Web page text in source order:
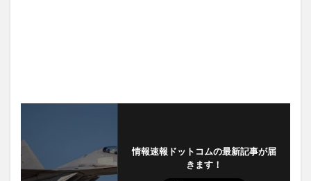
情報速報ドットコムの最新記事が届
きます！